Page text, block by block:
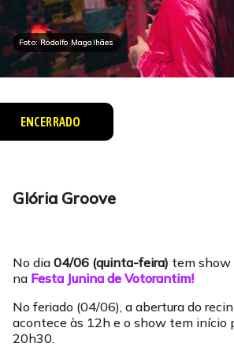
Foto: Rodolfo Magalhães
ENCERRADO
Glória Groove
No dia 04/06 (quinta-feira) tem show
na Festa Junina de Votorantim!
No feriado (04/06), a abertura do
acontece às 12h e o show tem início
20h30.